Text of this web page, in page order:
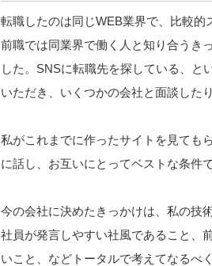
転職したのは同じWEB業界で、比較的
前職では同業界で働く人と知り合うき
した。SNSに転職先を探している、と
いただき、いくつかの会社と面談した
私がこれまでに作ったサイトを見ても
に話し、お互いにとってベストな条件
今の会社に決めたきっかけは、私の技
社員が発言しやすい社風であること、
いこと、などトータルで考えてなるべ